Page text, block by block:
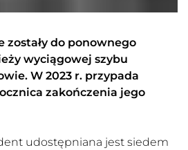
zostały do ponownego
wyciągowej szybu
W 2023 r. przypada
zakończenia jego
udostępniana jest siedem